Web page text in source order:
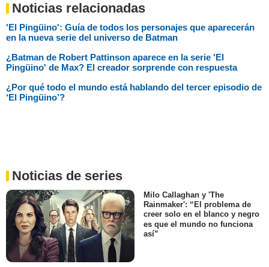
Noticias relacionadas
'El Pingüino': Guía de todos los personajes que aparecerán
en la nueva serie del universo de Batman
¿Batman de Robert Pattinson aparece en la serie 'El
Pingüino' de Max? El creador sorprende con respuesta
¿Por qué todo el mundo está hablando del tercer episodio de
‘El Pingüino’?
Noticias de series
Milo Callaghan y 'The
Rainmaker': “El problema de
creer solo en el blanco y negro
es que el mundo no funciona
así”